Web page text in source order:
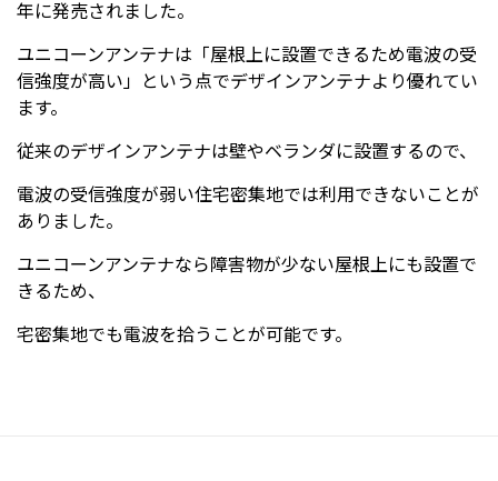
年に発売されました。
ユニコーンアンテナは「屋根上に設置できるため電波の受
信強度が高い」という点でデザインアンテナより優れてい
ます。
従来のデザインアンテナは壁やベランダに設置するので、
電波の受信強度が弱い住宅密集地では利用できないことが
ありました。
ユニコーンアンテナなら障害物が少ない屋根上にも設置で
きるため、
宅密集地でも電波を拾うことが可能です。